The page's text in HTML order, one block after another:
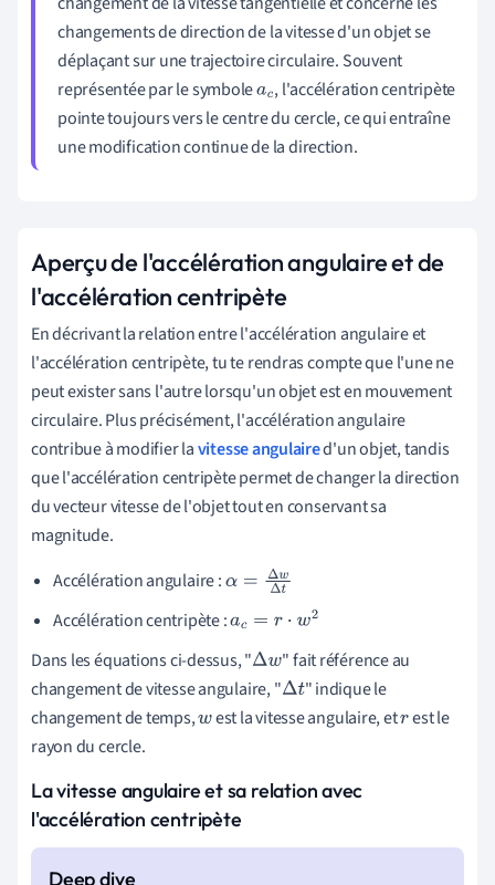
changements de direction de la vitesse d'un objet se
déplaçant sur une trajectoire circulaire. Souvent
représentée par le symboleac, l'accélération centripète
pointe toujours vers le centre du cercle, ce qui entraîne
une modification continue de la direction.
Aperçu de l'accélération angulaire et de
l'accélération centripète
En décrivant la relation entre l'accélération angulaire et
l'accélération centripète, tu te rendras compte que l'une ne
peut exister sans l'autre lorsqu'un objet est en mouvement
circulaire. Plus précisément, l'accélération angulaire
contribue à modifier lavitesse angulaired'un objet, tandis
que l'accélération centripète permet de changer la direction
du vecteur vitesse de l'objet tout en conservant sa
magnitude.
Accélération angulaire :α= ΔwΔt
Accélération centripète :ac=r⋅w2
Dans les équations ci-dessus, "Δw " fait référence au
changement de vitesse angulaire, "Δt " indique le
changement de temps,west la vitesse angulaire, etr est le
rayon du cercle.
La vitesse angulaire et sa relation avec
l'accélération centripète